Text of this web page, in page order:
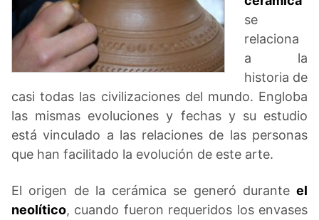
se
relaciona
a la
historia de
casi todas las civilizaciones del mundo. Engloba
las mismas evoluciones y fechas y su estudio
está vinculado a las relaciones de las personas
que han facilitado la evolución de este arte.
El origen de la cerámica se generó durante el
neolítico, cuando fueron requeridos los envases